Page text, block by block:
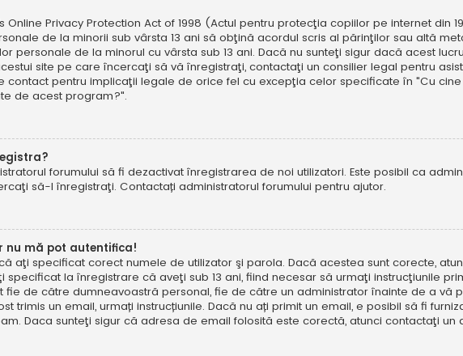
Online Privacy Protection Act of 1998 (Actul pentru protecţia copiilor pe internet
de la minorii sub vârsta 13 ani să obţină acordul scris al părinţilor sau altă
personale de la minorul cu vârsta sub 13 ani. Dacă nu sunteţi sigur dacă acest
site pe care încercaţi să vă înregistraţi, contactaţi un consilier legal pentru
contact pentru implicaţii legale de orice fel cu excepţia celor specificate în "Cu
de acest program?".
forumului să fi dezactivat înregistrarea de noi utilizatori. Este posibil ca
să-l înregistraţi. Contactați administratorul forumului pentru ajutor.
nu mă pot autentifica!
aţi specificat corect numele de utilizator şi parola. Dacă acestea sunt corecte,
specificat la înregistrare că aveţi sub 13 ani, fiind necesar să urmaţi instrucţiunile
fie de către dumneavoastră personal, fie de către un administrator înainte de a vă
trimis un email, urmați instrucțiunile. Dacă nu ați primit un email, e posibil să fi
Daca sunteţi sigur că adresa de email folosită este corectă, atunci contactaţi un